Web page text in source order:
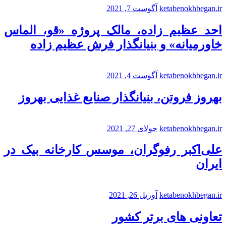
ketabenokhbegan.ir آگوست 7, 2021
احد عظیم زاده، مالک پروژه «قو، الماس
خاورمیانه» و بنیانگذار فرش عظیم زاده
ketabenokhbegan.ir آگوست 4, 2021
بهروز فروتن، بنیانگذار صنایع غذایی بهروز
ketabenokhbegan.ir جولای 27, 2021
علی‌اکبر رفوگران، موسس کارخانه بیک در
ایران
ketabenokhbegan.ir آوریل 26, 2021
تعاونی های برتر کشور